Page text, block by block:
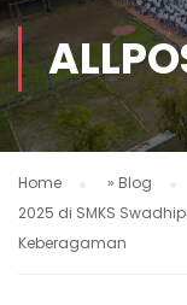
Home » Blog
2025 di SMKS
Keberagaman